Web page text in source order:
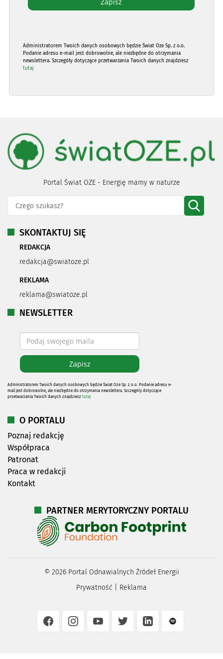
Administratorem Twoich danych osobowych będzie Świat Oze Sp. z o.o.
Podanie adresu e-mail jest dobrowolne, ale niezbędne do otrzymania
newslettera. Szczegóły dotyczące przetwarzania Twoich danych znajdziesz
tutaj
Portal Świat OZE - Energię mamy w naturze
SKONTAKTUJ SIĘ
REDAKCJA
redakcja@swiatoze.pl
REKLAMA
reklama@swiatoze.pl
NEWSLETTER
Administratorem Twoich danych osobowych będzie Świat Oze Sp. z o.o. Podanie adresu e-
mail jest dobrowolne, ale niezbędne do otrzymania newslettera. Szczegóły dotyczące
przetwarzania Twoich danych znajdziesz tutaj
O PORTALU
Poznaj redakcję
Współpraca
Patronat
Praca w redakcji
Kontakt
PARTNER MERYTORYCZNY PORTALU
© 2026Portal Odnawialnych Źródeł Energii
Prywatność
Reklama